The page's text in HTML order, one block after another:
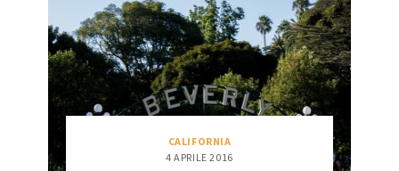
CALIFORNIA
4 APRILE 2016